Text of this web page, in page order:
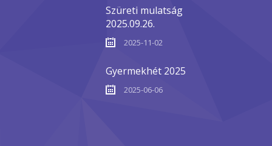
Szüreti mulatság
2025.09.26.
2025-11-02
Gyermekhét 2025
2025-06-06